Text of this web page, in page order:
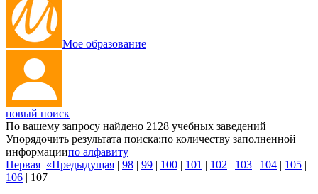
Мое образование
новый поиск
По вашему запросу найдено 2128 учебных заведений
Упорядочить результата поиска:по количеству заполненной
информациипо алфавиту
Первая «Предыдущая | 98 | 99 | 100 | 101 | 102 | 103 | 104 | 105 |
106 | 107